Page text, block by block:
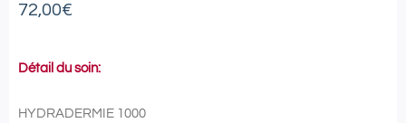
72,00€
Détail du soin:
HYDRADERMIE 1000